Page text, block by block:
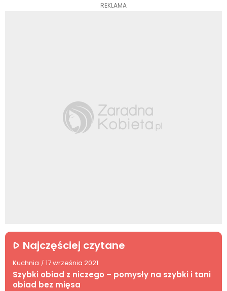
REKLAMA
Najczęściej czytane
Kuchnia / 17 września 2021
Szybki obiad z niczego – pomysły na szybki i tani
obiad bez mięsa